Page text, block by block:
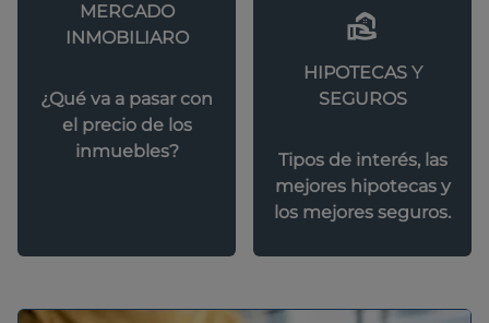
MERCADO
INMOBILIARO
¿Qué va a pasar con
el precio de los
inmuebles?
HIPOTECAS Y
SEGUROS
Tipos de interés, las
mejores hipotecas y
los mejores seguros.